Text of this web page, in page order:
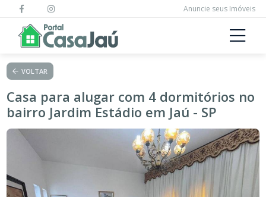
Anuncie seus Imóveis
VOLTAR
Casa para alugar com 4 dormitórios no
bairro Jardim Estádio em Jaú - SP